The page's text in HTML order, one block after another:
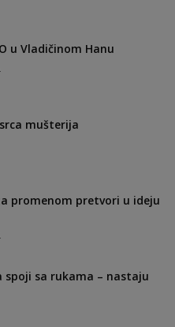
u Vladičinom Hanu
mušterija
promenom pretvori u ideju
spoji sa rukama – nastaju